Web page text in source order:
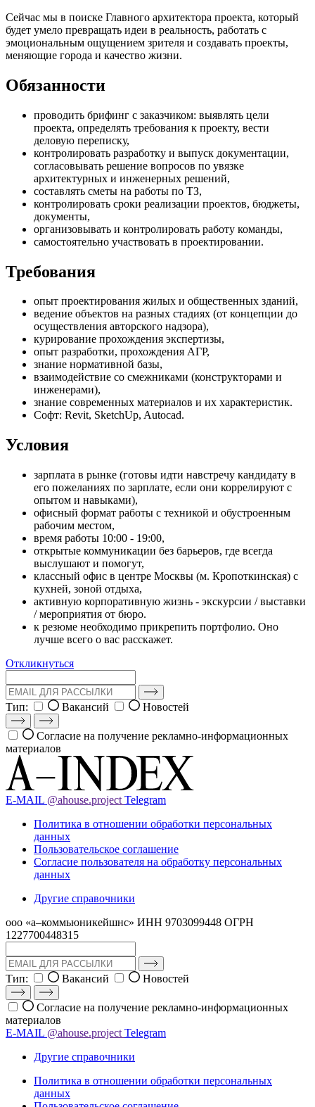
Сейчас мы в поиске Главного архитектора проекта, который
будет умело превращать идеи в реальность, работать с
эмоциональным ощущением зрителя и создавать проекты,
меняющие города и качество жизни.
Обязанности
проводить брифинг с заказчиком: выявлять цели
проекта, определять требования к проекту, вести
деловую переписку,
контролировать разработку и выпуск документации,
согласовывать решение вопросов по увязке
архитектурных и инженерных решений,
составлять сметы на работы по ТЗ,
контролировать сроки реализации проектов, бюджеты,
документы,
организовывать и контролировать работу команды,
самостоятельно участвовать в проектировании.
Требования
опыт проектирования жилых и общественных зданий,
ведение объектов на разных стадиях (от концепции до
осуществления авторского надзора),
курирование прохождения экспертизы,
опыт разработки, прохождения АГР,
знание нормативной базы,
взаимодействие со смежниками (конструкторами и
инженерами),
знание современных материалов и их характеристик.
Софт: Revit, SketchUp, Autocad.
Условия
зарплата в рынке (готовы идти навстречу кандидату в
его пожеланиях по зарплате, если они коррелируют с
опытом и навыками),
офисный формат работы с техникой и обустроенным
рабочим местом,
время работы 10:00 - 19:00,
открытые коммуникации без барьеров, где всегда
выслушают и помогут,
классный офис в центре Москвы (м. Кропоткинская) с
кухней, зоной отдыха,
активную корпоративную жизнь - экскурсии / выставки
/ мероприятия от бюро.
к резюме необходимо прикрепить портфолио. Оно
лучше всего о вас расскажет.
Откликнуться
Тип: Вакансий Новостей
Согласие на получение рекламно-информационных
материалов
E-MAIL @ahouse.project Telegram
Политика в отношении обработки персональных
данных
Пользовательское соглашение
Согласие пользователя на обработку персональных
данных
Другие справочники
ооо «а–коммьюникейшнс» ИНН 9703099448 ОГРН
1227700448315
Тип: Вакансий Новостей
Согласие на получение рекламно-информационных
материалов
E-MAIL @ahouse.project Telegram
Другие справочники
Политика в отношении обработки персональных
данных